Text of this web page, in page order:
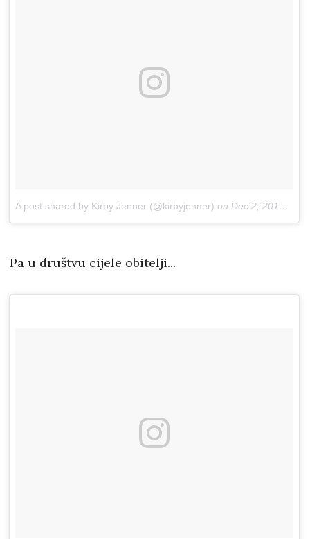
A post shared by Kirby Jenner (@kirbyjenner) on Dec 2, 2018 at 10:26am PST
Pa u društvu cijele obitelji...